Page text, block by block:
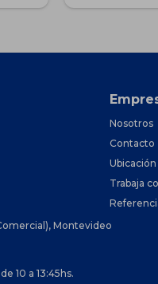
Montevideo
10 a 13:45hs.
Nosotros
Contacto
Ubicación
Trabaja